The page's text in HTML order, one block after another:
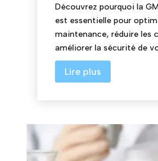
Découvrez pourquoi la
est essentielle pour
maintenance, réduire les
améliorer la sécurité de
Lire plus